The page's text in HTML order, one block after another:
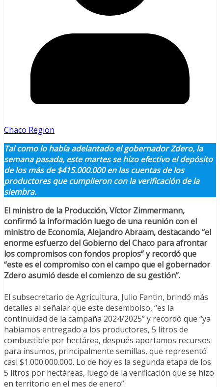
Chaco Region
Tal como lo había adelantado el gobernador Zdero, la
semana pasada, este martes se hizo efectivo el depósito
de los más de $415.000.000 en las cuentas de los
productores que cumplieron con la verificación de la
siembra.
El ministro de la Producción, Víctor Zimmermann,
confirmó la información luego de una reunión con el
ministro de Economía, Alejandro Abraam, destacando “el
enorme esfuerzo del Gobierno del Chaco para afrontar
los compromisos con fondos propios” y recordó que
“este es el compromiso con el campo que el gobernador
Zdero asumió desde el comienzo de su gestión”.
El subsecretario de Agricultura, Julio Fantin, brindó más
detalles al señalar que este desembolso, “es la
continuidad de la campaña 2024/2025” y recordó que “ya
habíamos entregado a los productores, 5 litros de
combustible por hectárea, después aportamos recursos
para insumos, principalmente semillas, que representó
casi $1.000.000.000. Lo de hoy es la segunda etapa de los
5 litros por hectáreas, luego de la verificación que se hizo
en territorio en el mes de enero”.